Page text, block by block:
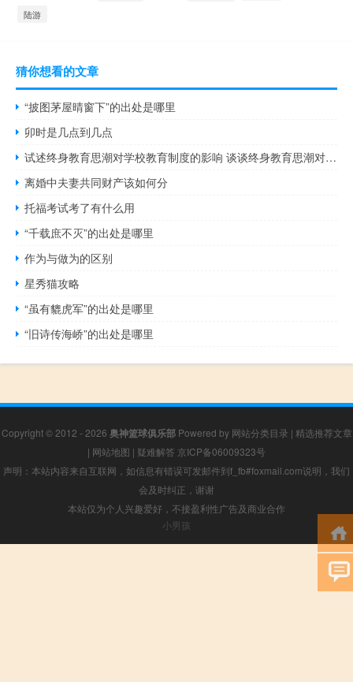
陆游
猜你想看的文章
“披图茅屋晴窗下”的出处是哪里
卯时是几点到几点
试述终身教育思潮对学校教育制度的影响 谈谈终身教育思潮对学校教育制度的影响
离婚中夫妻共同财产该如何分
托福考试考了有什么用
“千载庶不灭”的出处是哪里
作为与做为的区别
星秀猫攻略
“虽有貔虎军”的出处是哪里
“旧诗传海峤”的出处是哪里
Copyright © 2012 - 2026 奥神篮球俱乐部Powered by 网站分类目录 | 精选推荐文章
| 网站地图 | 疑难解答 京ICP备06009323号
声明：本站内容来自互联网，如信息有错误可发邮件到f_fb#foxmail.com说明，我们
会及时纠正，谢谢
本站仅为个人兴趣爱好，不接盈利性广告及商业合作
小男孩